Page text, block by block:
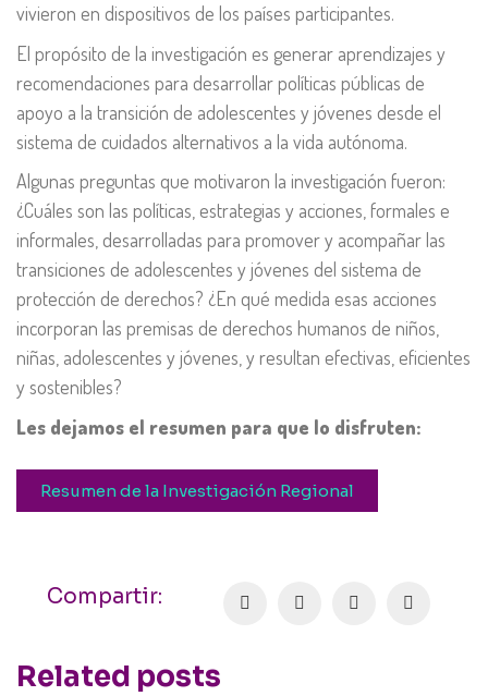
vivieron en dispositivos de los países participantes.
El propósito de la investigación es generar aprendizajes y
recomendaciones para desarrollar políticas públicas de
apoyo a la transición de adolescentes y jóvenes desde el
sistema de cuidados alternativos a la vida autónoma.
Algunas preguntas que motivaron la investigación fueron:
¿Cuáles son las políticas, estrategias y acciones, formales e
informales, desarrolladas para promover y acompañar las
transiciones de adolescentes y jóvenes del sistema de
protección de derechos? ¿En qué medida esas acciones
incorporan las premisas de derechos humanos de niños,
niñas, adolescentes y jóvenes, y resultan efectivas, eficientes
y sostenibles?
Les dejamos el resumen para que lo disfruten:
Resumen de la Investigación Regional
Compartir:
Related posts